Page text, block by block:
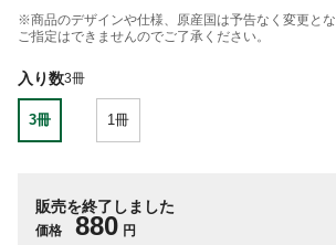
※商品のデザインや仕様、原産国は予告なく変更とな
ご指定はできませんのでご了承ください。
入り数3冊
3冊 1冊
販売を終了しました
価格 880 円